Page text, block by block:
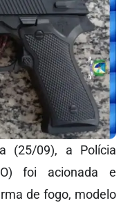
(25/09), a Polícia
foi acionada e
de fogo, modelo